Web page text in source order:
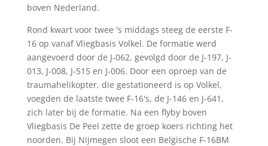
boven Nederland.
Rond kwart voor twee 's middags steeg de eerste F-
16 op vanaf Vliegbasis Volkel. De formatie werd
aangevoerd door de J-062, gevolgd door de J-197, J-
013, J-008, J-515 en J-006. Door een oproep van de
traumahelikopter, die gestationeerd is op Volkel,
voegden de laatste twee F-16's, de J-146 en J-641,
zich later bij de formatie. Na een flyby boven
Vliegbasis De Peel zette de groep koers richting het
noorden. Bij Nijmegen sloot een Belgische F-16BM